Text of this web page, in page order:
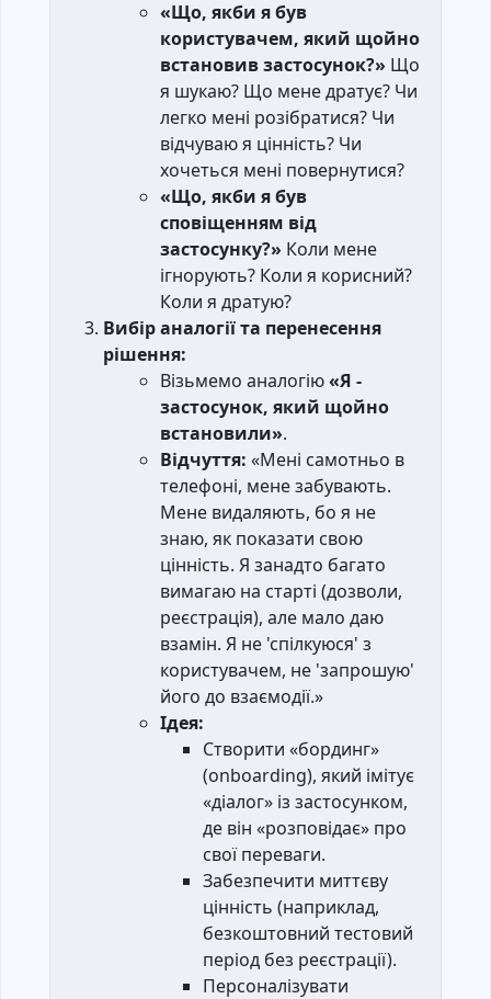
«Що, якби я був
користувачем, який щойно
встановив застосунок?» Що
я шукаю? Що мене дратує? Чи
легко мені розібратися? Чи
відчуваю я цінність? Чи
хочеться мені повернутися?
«Що, якби я був
сповіщенням від
застосунку?» Коли мене
ігнорують? Коли я корисний?
Коли я дратую?
Вибір аналогії та перенесення
рішення:
Візьмемо аналогію«Я -
застосунок, який щойно
встановили».
Відчуття: «Мені самотньо в
телефоні, мене забувають.
Мене видаляють, бо я не
знаю, як показати свою
цінність. Я занадто багато
вимагаю на старті (дозволи,
реєстрація), але мало даю
взамін. Я не 'спілкуюся' з
користувачем, не 'запрошую'
його до взаємодії.»
Ідея:
Створити «бординг»
(onboarding), який імітує
«діалог» із застосунком,
де він «розповідає» про
свої переваги.
Забезпечити миттєву
цінність (наприклад,
безкоштовний тестовий
період без реєстрації).
Персоналізувати